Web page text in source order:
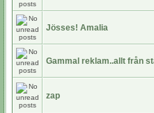
Jösses! Amalia
Gammal reklam..allt från
zap